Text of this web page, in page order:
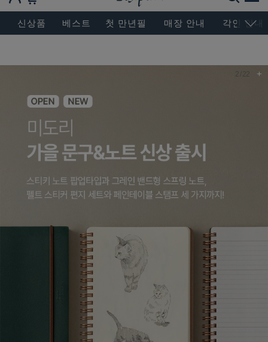
BESEN MASTERPIECE, SINCE 2004
신상품 베스트 첫 만년필 매장 안내 각인 안내
3/ 22 +